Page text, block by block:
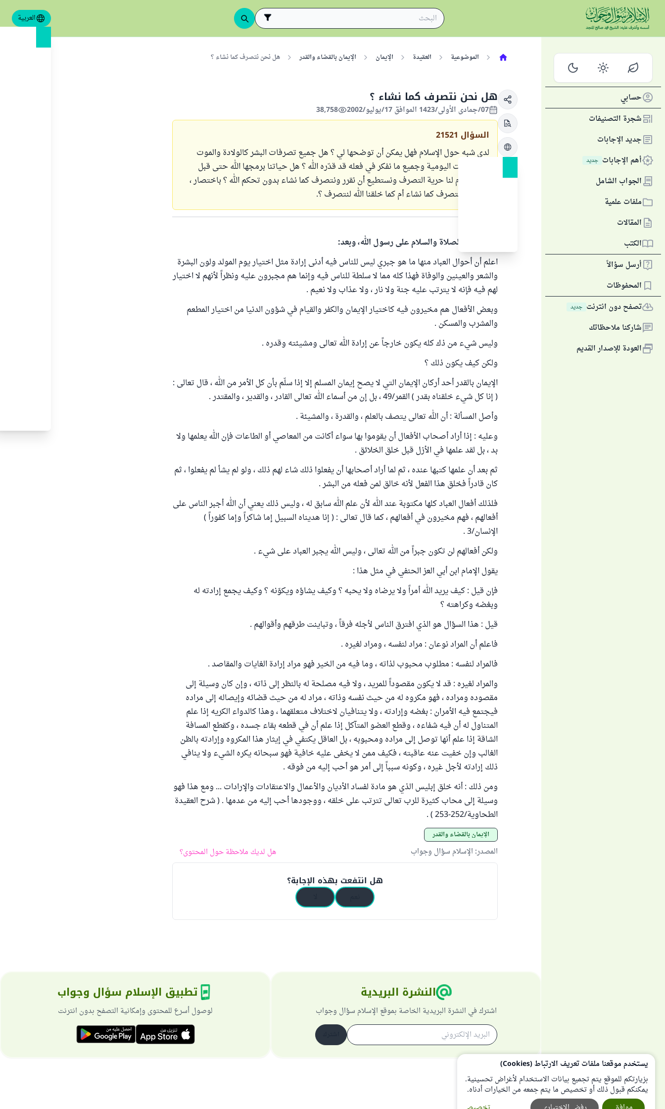
العربية
حسابي
شجرة التصنيفات
جديد الإجابات
أهم الإجابات جديد
الجواب الشامل
ملفات علمية
المقالات
الكتب
أرسل سؤالاً
المحفوظات
تصفح دون انترنت جديد
شاركنا ملاحظاتك
العودة للإصدار القديم
الموضوعية العقيدة الإيمان الإيمان بالقضاء والقدر هل نحن نتصرف كما نشاء ؟
هل نحن نتصرف كما نشاء ؟
07/جمادى الأولى/1423 الموافق 17/يوليو/2002 38,758
السؤال 21521
لدي شبه حول الإسلام فهل يمكن أن توضحها لي ؟ هل جميع تصرفات البشر كالولادة والموت
والتصرفات اليومية وجميع ما نفكر في فعله قد قدّره الله ؟ هل حياتنا برمجها الله حتى قبل
ولادتنا ، أم لنا حرية التصرف ونستطيع أن نقرر ونتصرف كما نشاء بدون تحكم الله ؟ باختصار ،
هل نحن نتصرف كما نشاء أم كما خلقنا الله لنتصرف ؟.
الحمد لله والصلاة والسلام على رسول الله، وبعد:
اعلم أن أحوال العباد منها ما هو جبري ليس للناس فيه أدنى إرادة مثل اختيار يوم المولد ولون البشرة
والشعر والعينين والوفاة فهذا كله مما لا سلطة للناس فيه وإنما هم مجبرون عليه ونظراً لأنهم لا اختيار
لهم فيه فإنه لا يترتب عليه جنة ولا نار ، ولا عذاب ولا نعيم .
وبعض الأفعال هم مخيرون فيه كاختيار الإيمان والكفر والقيام في شؤون الدنيا من اختيار المطعم
والمشرب والمسكن .
وليس شيء من ذك كله يكون خارجاً عن إرادة الله تعالى ومشيئته وقدره .
ولكن كيف يكون ذلك ؟
الإيمان بالقدر أحد أركان الإيمان التي لا يصح إيمان المسلم إلا إذا سلّم بأن كل الأمر من الله ، قال تعالى :
( إنا كل شيء خلقناه بقدر ) القمر/49 ، بل إن من أسماء الله تعالى القادر ، والقدير ، والمقتدر .
وأصل المسألة : أن الله تعالى يتصف بالعلم ، والقدرة ، والمشيئة .
وعليه : إذا أراد أصحاب الأفعال أن يقوموا بها سواء أكانت من المعاصي أو الطاعات فإن الله يعلمها ولا
بد ، بل لقد علمها في الأزل قبل خلق الخلائق .
ثم بعد أن علمها كتبها عنده ، ثم لما أراد أصحابها أن يفعلوا ذلك شاء لهم ذلك ، ولو لم يشأ لم يفعلوا ، ثم
كان قادراً فخلق هذا الفعل لأنه خالق لمن فعله من البشر .
فلذلك أفعال العباد كلها مكتوبة عند الله لأن علم الله سابق له ، وليس ذلك يعني أن الله أجبر الناس على
أفعالهم ، فهم مخيرون في أفعالهم ، كما قال تعالى : ( إنا هديناه السبيل إما شاكراً وإما كفوراً )
الإنسان/3 .
ولكن أفعالهم لن تكون جبراً من الله تعالى ، وليس الله يجبر العباد على شيء .
يقول الإمام ابن أبي العز الحنفي في مثل هذا :
فإن قيل : كيف يريد الله أمراً ولا يرضاه ولا يحبه ؟ وكيف يشاؤه ويكوّنه ؟ وكيف يجمع إرادته له
وبغضه وكراهته ؟
قيل : هذا السؤال هو الذي افترق الناس لأجله فرقاً ، وتباينت طرقهم وأقوالهم .
فاعلم أن المراد نوعان : مراد لنفسه ، ومراد لغيره .
فالمراد لنفسه : مطلوب محبوب لذاته ، وما فيه من الخير فهو مراد إرادة الغايات والمقاصد .
والمراد لغيره : قد لا يكون مقصوداً للمريد ، ولا فيه مصلحة له بالنظر إلى ذاته ، وإن كان وسيلة إلى
مقصوده ومراده ، فهو مكروه له من حيث نفسه وذاته ، مراد له من حيث قضائه وإيصاله إلى مراده
فيجتمع فيه الأمران : بغضه وإرادته ، ولا يتنافيان لاختلاف متعلقهما ، وهذا كالدواء الكريه إذا علم
المتناول له أن فيه شفاءه ، وقطع العضو المتآكل إذا علم أن في قطعه بقاء جسده ، وكقطع المسافة
الشاقة إذا علم أنها توصل إلى مراده ومحبوبه ، بل العاقل يكتفي في إيثار هذا المكروه وإرادته بالظن
الغالب وإن خفيت عنه عاقبته ، فكيف ممن لا يخفى عليه خافية فهو سبحانه يكره الشيء ولا ينافي
ذلك إرادته لأجل غيره ، وكونه سبباً إلى أمر هو أحب إليه من فوقه .
ومن ذلك : أنه خلق إبليس الذي هو مادة لفساد الأديان والأعمال والاعتقادات والإرادات ... ومع هذا فهو
وسيلة إلى محاب كثيرة للرب تعالى تترتب على خلقه ، ووجودها أحب إليه من عدمها . ( شرح العقيدة
الطحاوية/252-253 ) .
الإيمان بالقضاء والقدر
المصدر: الإسلام سؤال وجواب هل لديك ملاحظة حول المحتوى؟
هل انتفعت بهذه الإجابة؟
النشرة البريدية
اشترك في النشرة البريدية الخاصة بموقع الإسلام سؤال وجواب
تطبيق الإسلام سؤال وجواب
لوصول أسرع للمحتوى وإمكانية التصفح بدون انترنت
يستخدم موقعنا ملفات تعريف الارتباط (Cookies)
بزيارتكم للموقع يتم تجميع بيانات الاستخدام لأغراض تحسينية.
يمكنكم قبول ذلك أو تخصيص ما يتم جمعه من الخيارات أدناه.